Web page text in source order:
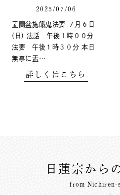
2025/07/06
盂蘭盆施餓鬼法要 ７月６日
(日) 法話 午後１時００分
法要 午後１時３０分 本日
無事に盂…
詳しくはこちら
日蓮宗から
from Nichiren-